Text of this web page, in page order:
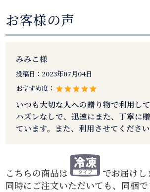
お客様の声
みみこ様
投稿日： 2023年07月04日
おすすめ度：
いつも大切な人への贈り物で利用して
ハズレなしで、迅速にまた、丁寧に
ています。また、利用させてください
こちらの商品は
でお届けし
同時にご注文いただいても、同梱